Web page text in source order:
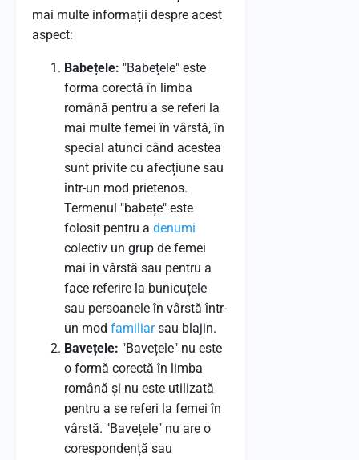
mai multe informații despre acest
aspect:
Babețele: "Babețele" este
forma corectă în limba
română pentru a se referi la
mai multe femei în vârstă, în
special atunci când acestea
sunt privite cu afecțiune sau
într-un mod prietenos.
Termenul "babețe" este
folosit pentru a denumi
colectiv un grup de femei
mai în vârstă sau pentru a
face referire la bunicuțele
sau persoanele în vârstă într-
un mod familiarsau blajin.
Bavețele: "Bavețele" nu este
o formă corectă în limba
română și nu este utilizată
pentru a se referi la femei în
vârstă. "Bavețele" nu are o
corespondență sau